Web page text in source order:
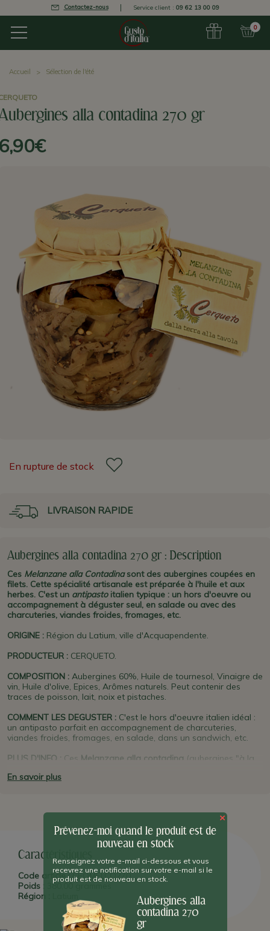
Contactez-nous Service client : 09 62 13 00 09
0
Accueil Sélection de l'été
alla contadina 270 gr
En rupture de stock
LIVRAISON RAPIDE
Aubergines alla contadina 270 gr : Description
Ces Melanzane alla Contadinasont des aubergines coupées en
filets. Cette spécialité artisanale est préparée à l'huile et aux
herbes. C'est un antipastoitalien typique : un hors d'oeuvre ou
accompagnement à déguster seul, en salade ou avec des
charcuteries, viandes froides, fromages, etc.
ORIGINE : Région du Latium, ville d'Acquapendente.
PRODUCTEUR : CERQUETO.
COMPOSITION : Aubergines 60%, Huile de tournesol, Vinaigre de
vin, Huile d'olive, Epices, Arômes naturels. Peut contenir des
traces de poisson, lait, noix et pistaches.
COMMENT LES DEGUSTER : C'est le hors d'oeuvre italien idéal :
un antipasto parfait en accompagnement de charcuteries,
viandes froides, fromages, en salade, dans un sandwich, etc.
PLUS D'INFO : Ces Melanzane alla contadina (aubergines "à la
artisanale.Cerqueto
En savoir plus
Caractéristiques
Code article : CEQMELCO270
Poids :
380,00 grammes
Région :
×
Prévenez-moi quand le produit est de
nouveau en stock
Renseignez votre e-mail ci-dessous et vous
recevrez une notification sur votre e-mail si le
produit est de nouveau en stock.
Aubergines alla
contadina 270
gr